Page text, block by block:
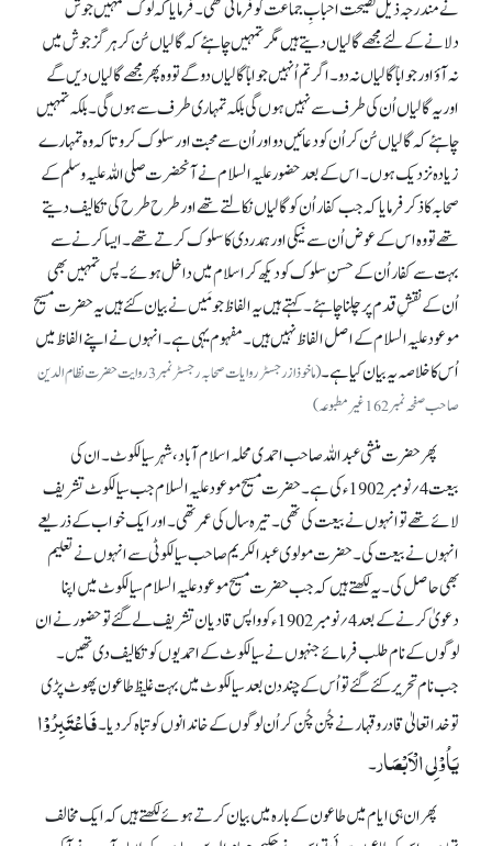
نے مندرجہ ذیل نصیحت احبابِ جماعت کو فرمائی تھی۔ فرمایا کہ لوگ تمہیں جوش
دلانے کے لئے مجھے گالیاں دیتے ہیں مگر تمہیں چاہئے کہ گالیاں سُن کر ہرگز جوش میں
نہ آؤ اور جواباً گالیاں نہ دو۔ اگر تم اُنہیں جواباً گالیاں دو گے تو وہ پھر مجھے گالیاں دیں گے
اور یہ گالیاں اُن کی طرف سے نہیں ہوں گی بلکہ تمہاری طرف سے ہوں گی۔ بلکہ تمہیں
چاہئے کہ گالیاں سُن کر اُن کو دعائیں دو اور اُن سے محبت اور سلوک کرو تا کہ وہ تمہارے
زیادہ نزدیک ہوں۔ اس کے بعد حضور علیہ السلام نے آنحضرت صلی اللہ علیہ وسلم کے
صحابہ کا ذکر فرمایا کہ جب کفار اُن کو گالیاں نکالتے تھے اور طرح طرح کی تکالیف دیتے
تھے تو وہ اس کے عوض اُن سے نیکی اور ہمدردی کا سلوک کرتے تھے۔ ایسا کرنے سے
بہت سے کفار اُن کے حسنِ سلوک کو دیکھ کر اسلام میں داخل ہوئے۔ پس تمہیں بھی
اُن کے نقشِ قدم پر چلنا چاہئے۔ کہتے ہیں یہ الفاظ جو مَیں نے بیان کئے ہیں یہ حضرت مسیح
موعود علیہ السلام کے اصل الفاظ نہیں ہیں۔ مفہوم یہی ہے۔ انہوں نے اپنے الفاظ میں
اُس کا خلاصہ یہ بیان کیا ہے۔
(ماخوذازرجسٹر روایات صحابہ رجسٹر نمبر 3روایت حضرت نظام الدین
صاحب صفحہ نمبر162غیر مطبوعہ)
پھر حضرت منشی عبداللہ صاحب احمدی محلہ اسلام آباد، شہر سیالکوٹ۔ ان کی
بیعت 4؍نومبر1902ء کی ہے۔ حضرت مسیح موعود علیہ السلام جب سیالکوٹ تشریف
لائے تھے تو انہوں نے بیعت کی تھی۔ تیرہ سال کی عمر تھی۔ اور ایک خواب کے ذریعے
انہوں نے بیعت کی۔ حضرت مولوی عبدالکریم صاحب سیالکوٹی سے انہوں نے تعلیم
بھی حاصل کی۔ یہ لکھتے ہیں کہ جب حضرت مسیح موعود علیہ السلام سیالکوٹ میں اپنا
دعویٰ کرنے کے بعد 4؍نومبر 1902ء کو واپس قادیان تشریف لے گئے تو حضور نے ان
لوگوں کے نام طلب فرمائے جنہوں نے سیالکوٹ کے احمدیوں کو تکالیف دی تھیں۔
جب نام تحریر کئے گئے تو اُس کے چند دن بعد سیالکوٹ میں بہت غلیظ طاعون پھوٹ پڑی
تو خدا تعالیٰ قادر و قہار نے چُن چُن کر اُن لوگوں کے خاندانوں کو تباہ کر دیا۔فَاعْتَبِرُوْا
یَاُوْلِی الْاَبْصَار۔
پھر ان ہی ایام میں طاعون کے بارہ میں بیان کرتے ہوئے لکھتے ہیں کہ ایک مخالف